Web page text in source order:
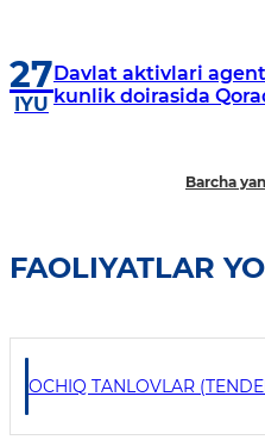
27
IYU
Davlat aktivlari
kunlik doirasida
Barcha
FAOLIYATLAR
OCHIQ TANLOVLAR